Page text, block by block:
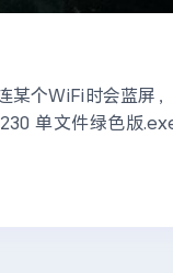
某个WiFi时会蓝屏
单文件绿色版